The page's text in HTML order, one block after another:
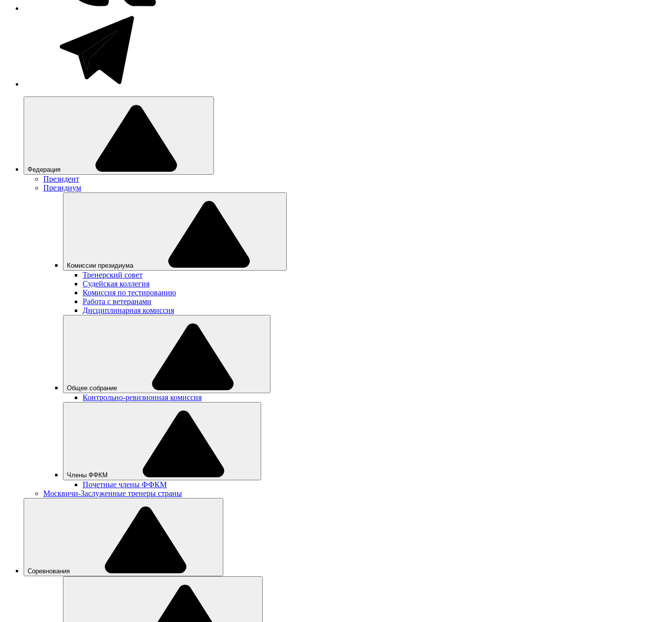
Федерация
Президент
Президиум
Комиссии президиума
Тренерский совет
Судейская коллегия
Комиссия по тестированию
Работа с ветеранами
Дисциплинарная комиссия
Общее собрание
Контрольно-ревизионная комиссия
Члены ФФКМ
Почетные члены ФФКМ
Москвичи-Заслуженные тренеры страны
Соревнования